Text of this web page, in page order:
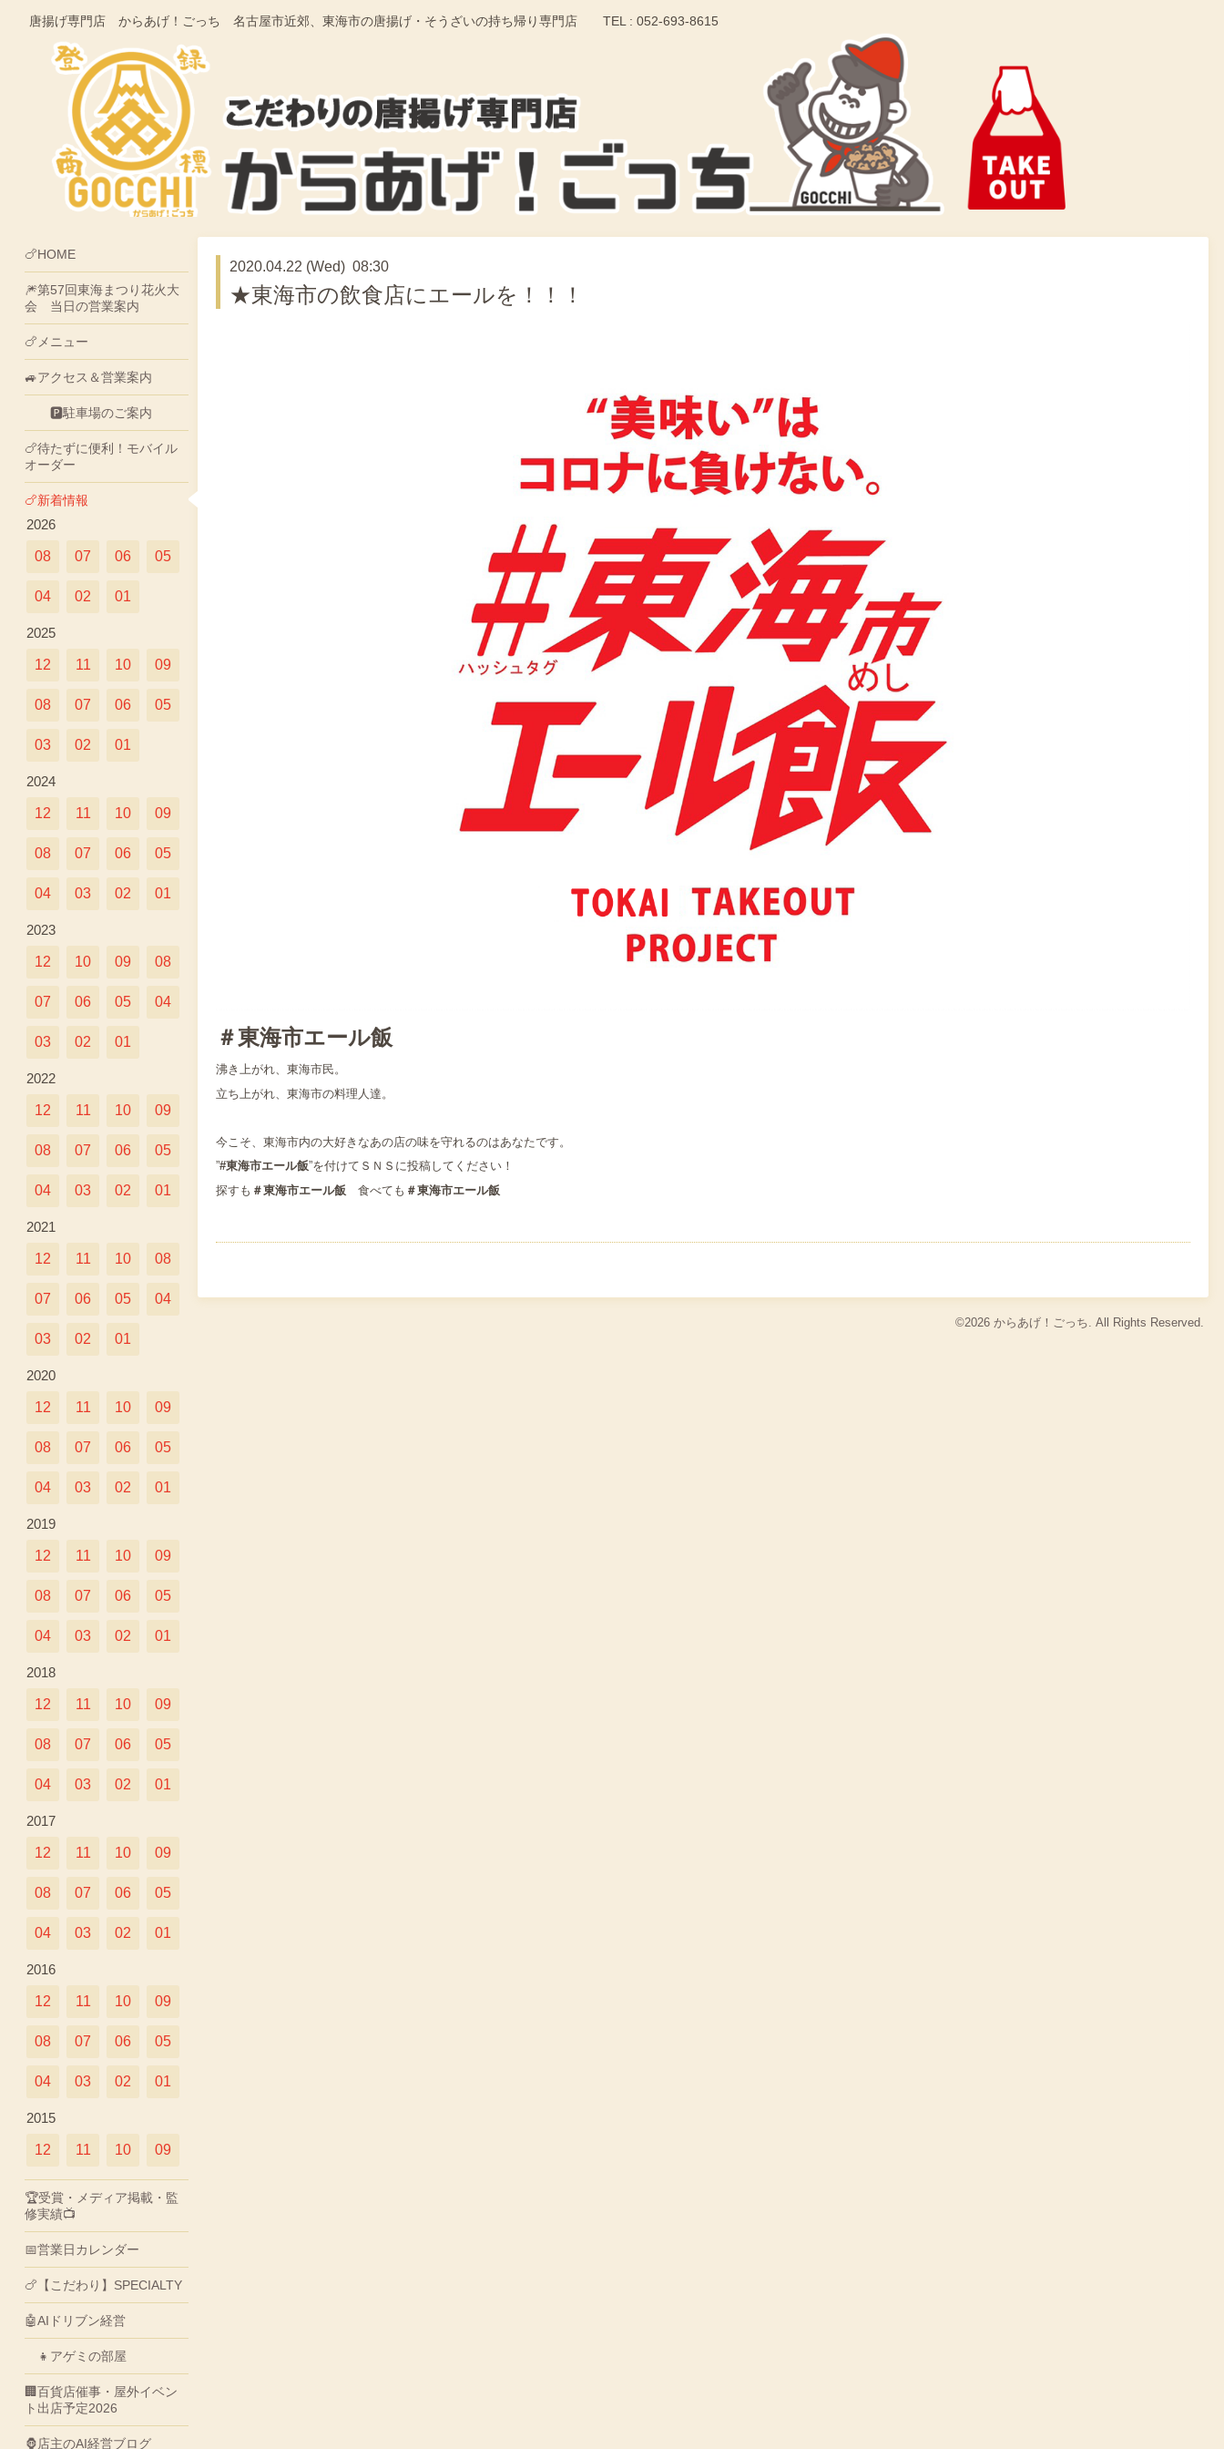
唐揚げ専門店 からあげ！ごっち 名古屋市近郊、東海市の唐揚げ・そうざいの持ち帰り専門店 TEL : 052-693-8615
2020.04.22 (Wed) 08:30
★東海市の飲食店にエールを！！！
＃東海市エール飯
沸き上がれ、東海市民。
立ち上がれ、東海市の料理人達。
今こそ、東海市内の大好きなあの店の味を守れるのはあなたです。
”#東海市エール飯”を付けてＳＮＳに投稿してください！
探すも ＃東海市エール飯 食べても ＃東海市エール飯
©2026 からあげ！ごっち. All Rights Reserved.
🍗HOME
🎆第57回東海まつり花火大
会 当日の営業案内
🍗メニュー
🚙アクセス＆営業案内
🅿駐車場のご案内
🍗待たずに便利！モバイル
オーダー
🍗新着情報
2026
08 07 06 05
04 02 01
2025
12 11 10 09
08 07 06 05
03 02 01
2024
12 11 10 09
08 07 06 05
04 03 02 01
2023
12 10 09 08
07 06 05 04
03 02 01
2022
12 11 10 09
08 07 06 05
04 03 02 01
2021
12 11 10 08
07 06 05 04
03 02 01
2020
12 11 10 09
08 07 06 05
04 03 02 01
2019
12 11 10 09
08 07 06 05
04 03 02 01
2018
12 11 10 09
08 07 06 05
04 03 02 01
2017
12 11 10 09
08 07 06 05
04 03 02 01
2016
12 11 10 09
08 07 06 05
04 03 02 01
2015
12 11 10 09
🏆受賞・メディア掲載・監
修実績📺
📅営業日カレンダー
🍗【こだわり】SPECIALTY
🤖AIドリブン経営
👧アゲミの部屋
🏢百貨店催事・屋外イベン
ト出店予定2026
🦍店主のAI経営ブログ